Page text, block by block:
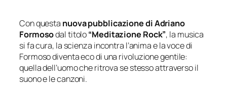
Con questa nuova pubblicazionedi Adriano
Formosodal titolo“Meditazione Rock”, la musica
si fa cura, la scienza incontra l’anima e la voce di
Formoso diventa eco di una rivoluzione gentile:
quella dell’uomo che ritrova se stesso attraverso il
suono e le canzoni.